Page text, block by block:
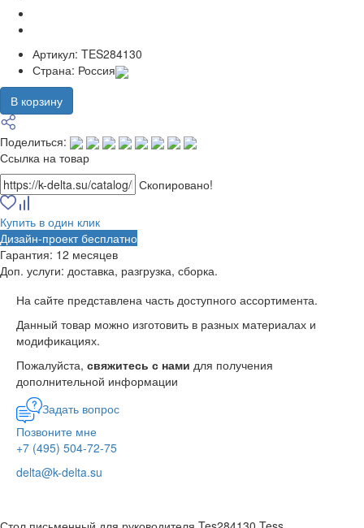
Артикул: TES284130
Страна: Россия
В корзину
Поделиться:
Ссылка на товар
Скопировано!
Купить в один клик
Дизайн-проект бесплатно
Гарантия: 12 месяцев
Доп. услуги: доставка, разгрузка, сборка.
На сайте представлена часть доступного ассортимента.
Данный товар можно изготовить в разных материалах и
модификациях.
Пожалуйста, свяжитесь с нами для получения
дополнительной информации
Задать вопрос
Позвоните мне
+7 (495) 504-72-75
delta@k-delta.su